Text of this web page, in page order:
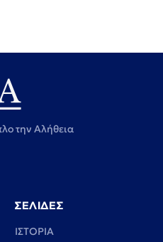
την Αλήθεια
ΣΕΛΙΔΕΣ
ΙΣΤΟΡΙΑ